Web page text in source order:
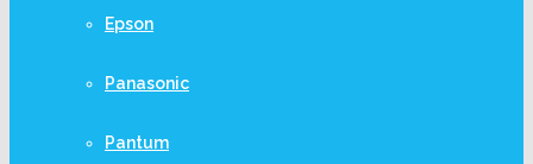
Epson
Panasonic
Pantum